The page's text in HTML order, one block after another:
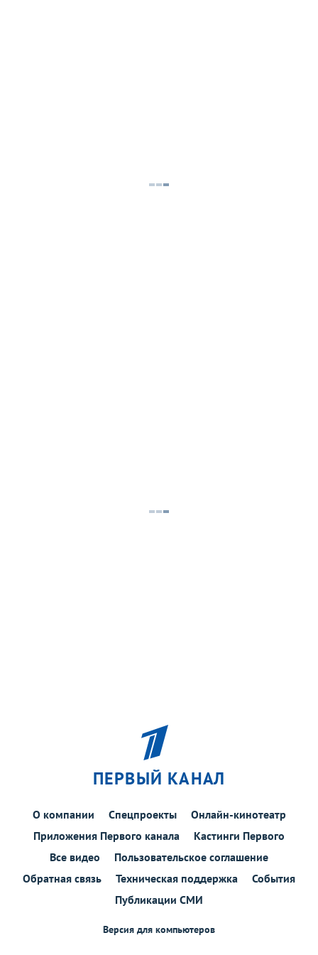
ПЕРВЫЙ КАНАЛ
О компании Спецпроекты
Онлайн-кинотеатр
Приложения Первого канала
Кастинги Первого
Все видео
Пользовательское соглашение
Обратная связь
Техническая поддержка
События
Публикации СМИ
Версия для компьютеров